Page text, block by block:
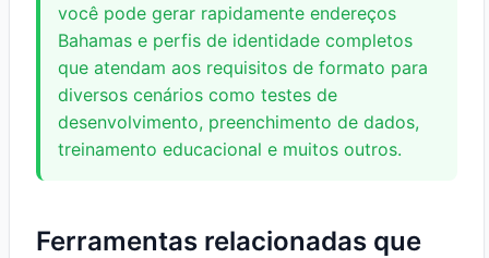
você pode gerar rapidamente endereços
Bahamas e perfis de identidade completos
que atendam aos requisitos de formato para
diversos cenários como testes de
desenvolvimento, preenchimento de dados,
treinamento educacional e muitos outros.
Ferramentas relacionadas que